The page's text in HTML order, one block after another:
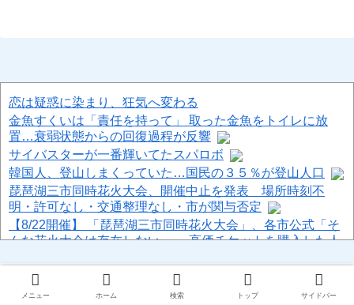
恋は疑惑に染まり、狂気へ変わる
金魚すくいは「責任を持って」 取った金魚をトイレに放
置…衰弱状態からの回復過程が反響
サイバスターが一番輝いてたスパロボ
韓国人、登山しまくっていた…国民の３５％が登山人口
琵琶湖三市同時花火大会、開催中止を発表 場所時刻不
明・許可なし・交通整理なし・市が関与否定
【8/22開催】 「琵琶湖三市同時花火大会」、各市公式「そ
んな花火大会は存在しない」→ 高価チケットを購入した人
上司が「頭痛いから帰るわ」って帰宅したことが衝撃的だ
った
メニュー ホーム 検索 トップ サイドバー